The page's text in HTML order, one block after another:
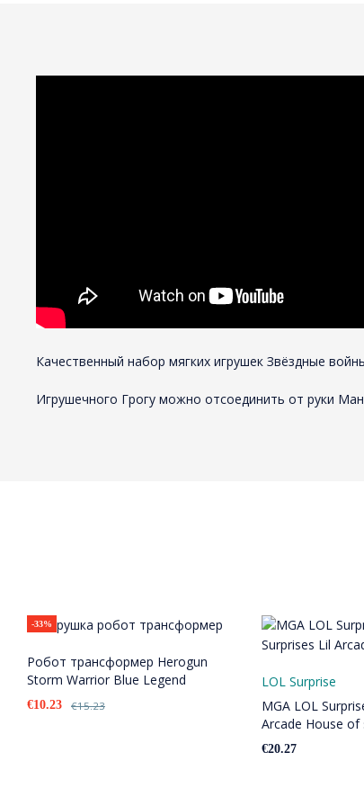
Качественный набор мягких игрушек Звёздные
Игрушечного Грогу можно отсоединить от руки
-33%
Робот трансформер Herogun
Storm Warrior Blue Legend
€15.23
€10.23
LOL Surprise
MGA LOL
Arcade House of
€20.27